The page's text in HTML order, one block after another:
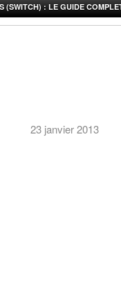
(SWITCH) : LE GUIDE
23 janvier 2013